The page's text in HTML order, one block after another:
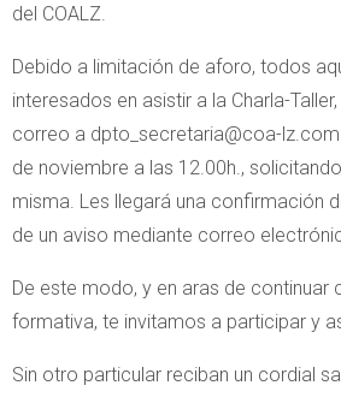
del COALZ.
Debido a limitación de aforo, todos
interesados en asistir a la Charla-
correo a dpto_secretaria@coa-
de noviembre a las 12.00h.,
misma. Les llegará una confirmación
de un aviso mediante correo
De este modo, y en aras de continuar
formativa, te invitamos a participar y
Sin otro particular reciban un cordial